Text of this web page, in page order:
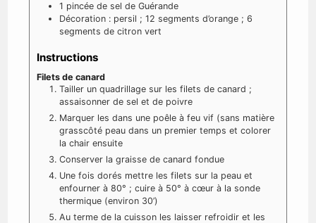
1 pincée de sel de Guérande
Décoration : persil ; 12 segments d’orange ; 6
segments de citron vert
Instructions
Filets de canard
Tailler un quadrillage sur les filets de canard ;
assaisonner de sel et de poivre
Marquer les dans une poêle à feu vif (sans matière
grasscôté peau dans un premier temps et colorer
la chair ensuite
Conserver la graisse de canard fondue
Une fois dorés mettre les filets sur la peau et
enfourner à 80° ; cuire à 50° à cœur à la sonde
thermique (environ 30’)
Au terme de la cuisson les laisser refroidir et les